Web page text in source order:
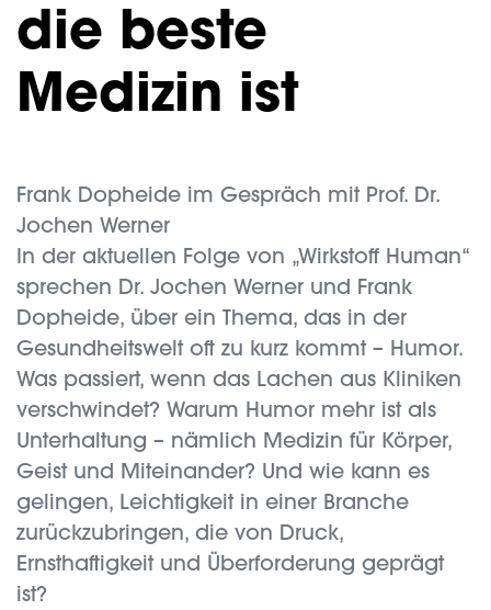
die beste
Medizin ist
Frank Dopheide im Gespräch mit Prof. Dr.
Jochen Werner
In der aktuellen Folge von „Wirkstoff Human“
sprechen Dr. Jochen Werner und Frank
Dopheide, über ein Thema, das in der
Gesundheitswelt oft zu kurz kommt – Humor.
Was passiert, wenn das Lachen aus Kliniken
verschwindet? Warum Humor mehr ist als
Unterhaltung – nämlich Medizin für Körper,
Geist und Miteinander? Und wie kann es
gelingen, Leichtigkeit in einer Branche
zurückzubringen, die von Druck,
Ernsthaftigkeit und Überforderung geprägt
ist?